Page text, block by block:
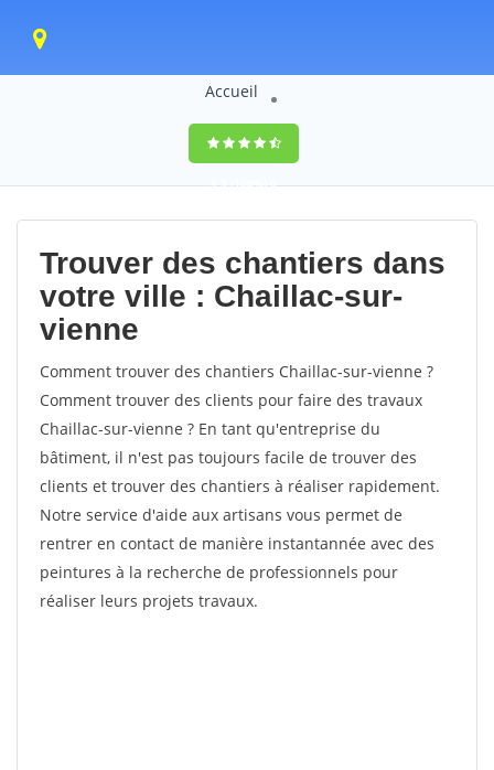
Accueil
9,5(100%)0
votes
Trouver des chantiers dans
votre ville : Chaillac-sur-
vienne
Comment trouver des chantiers Chaillac-sur-vienne ?
Comment trouver des clients pour faire des travaux
Chaillac-sur-vienne ? En tant qu'entreprise du
bâtiment, il n'est pas toujours facile de trouver des
clients et trouver des chantiers à réaliser rapidement.
Notre service d'aide aux artisans vous permet de
rentrer en contact de manière instantannée avec des
peintures à la recherche de professionnels pour
réaliser leurs projets travaux.